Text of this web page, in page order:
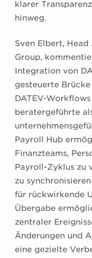
klarer
hinweg.
Sven Elbert,
Group,
Integration von
gesteuerte
DATEV-
beratergeführte
Payroll Hub
Finanzteams,
Payroll-Zyklus zu
zu
für rückwirkende
Übergabe
zentraler
Änderungen und
eine gezielte